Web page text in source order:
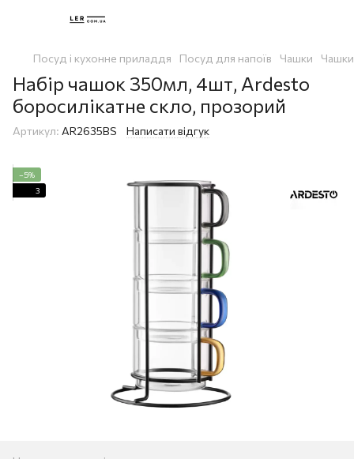
Посуд і кухонне приладдя Посуд для напоїв Чашки
Набір чашок 350мл, 4шт, Ardesto
боросилікатне скло, прозорий
Артикул: AR2635BS Написати відгук
−5%
3